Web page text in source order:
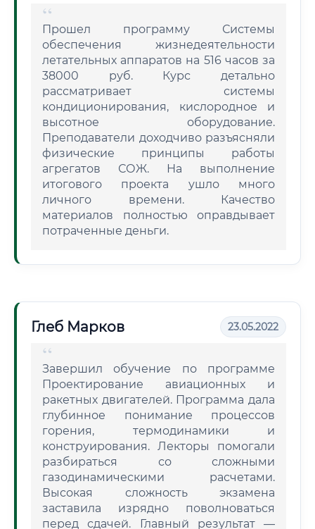
Прошел программу Системы
обеспечения жизнедеятельности
летательных аппаратов на 516 часов за
38000 руб. Курс детально
рассматривает системы
кондиционирования, кислородное и
высотное оборудование.
Преподаватели доходчиво разъясняли
физические принципы работы
агрегатов СОЖ. На выполнение
итогового проекта ушло много
личного времени. Качество
материалов полностью оправдывает
потраченные деньги.
Глеб Марков 23.05.2022
Завершил обучение по программе
Проектирование авиационных и
ракетных двигателей. Программа дала
глубинное понимание процессов
горения, термодинамики и
конструирования. Лекторы помогали
разбираться со сложными
газодинамическими расчетами.
Высокая сложность экзамена
заставила изрядно поволноваться
перед сдачей. Главный результат —